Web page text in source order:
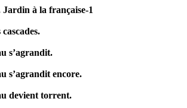
à la française-1
s’agrandit.
s’agrandit encore.
devient torrent.